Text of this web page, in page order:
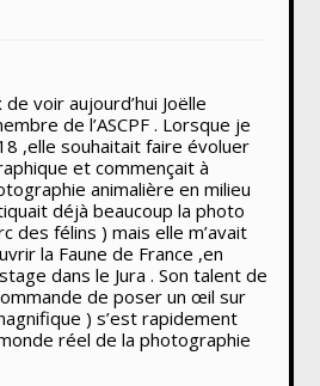
voir aujourd’hui Joëlle
de l’ASCPF . Lorsque je
,elle souhaitait faire évoluer
et commençait à
animalière en milieu
déjà beaucoup la photo
des félins ) mais elle m’avait
la Faune de France ,en
dans le Jura . Son talent de
de poser un œil sur
) s’est rapidement
réel de la photographie